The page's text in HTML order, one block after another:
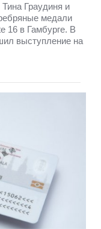
Граудиня и
медали
16 в Гамбурге. В
выступление на